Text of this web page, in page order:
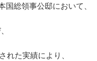
総領事公邸において、
れた実績により、